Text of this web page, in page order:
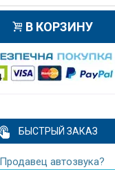
В КОРЗИНУ
БЫСТРЫЙ ЗАКАЗ
Продавец автозвука?